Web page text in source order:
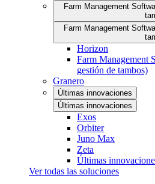
Farm Management
Farm Management
Horizon
Farm Management
gestión de tambos)
Granero
Últimas innovaciones
Últimas innovaciones
Exos
Orbiter
Juno Max
Zeta
Últimas
Ver todas las soluciones